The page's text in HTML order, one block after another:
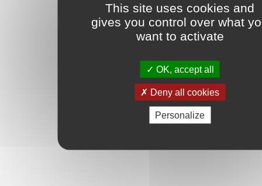
This site uses cookies and
gives you control over what
want to activate
OK, accept all
Deny all cookies
Personalize